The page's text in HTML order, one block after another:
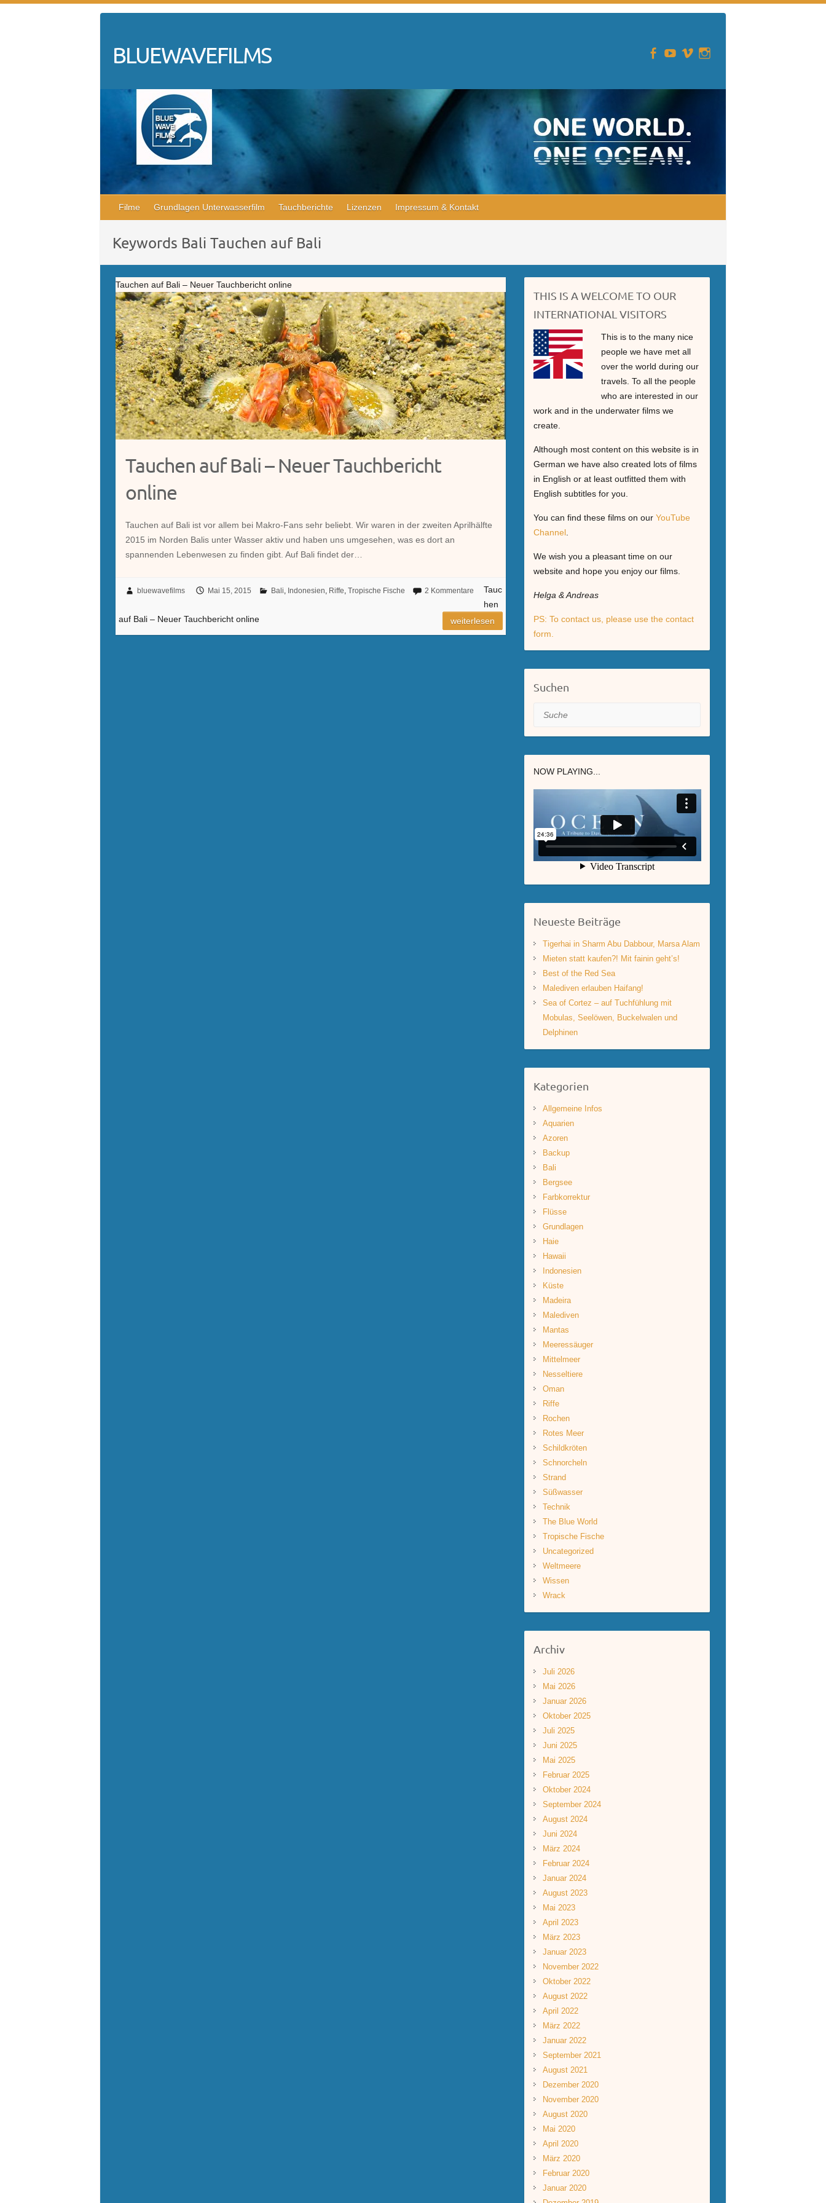
BLUEWAVEFILMS
Filme Grundlagen Unterwasserfilm Tauchberichte Lizenzen Impressum & Kontakt
Keywords Bali Tauchen auf Bali
Tauchen auf Bali – Neuer Tauchbericht online
Tauchen auf Bali – Neuer Tauchbericht
online
Tauchen auf Bali ist vor allem bei Makro-Fans sehr beliebt. Wir waren in der zweiten Aprilhälfte
2015 im Norden Balis unter Wasser aktiv und haben uns umgesehen, was es dort an
spannenden Lebenwesen zu finden gibt. Auf Bali findet der…
bluewavefilms Mai 15, 2015 Bali, Indonesien, Riffe, Tropische Fische 2 Kommentare
Tauc
hen
auf Bali – Neuer Tauchbericht online
weiterlesen
THIS IS A WELCOME TO OUR
INTERNATIONAL VISITORS
This is to the many nice
people we have met all
over the world during our
travels. To all the people
who are interested in our
work and in the underwater films we
create.
Although most content on this website is in
German we have also created lots of films
in English or at least outfitted them with
English subtitles for you.
You can find these films on our YouTube
Channel.
We wish you a pleasant time on our
website and hope you enjoy our films.
Helga & Andreas
PS: To contact us, please use the contact
form.
Suchen
Suche
NOW PLAYING...
Neueste Beiträge
Tigerhai in Sharm Abu Dabbour, Marsa Alam
Mieten statt kaufen?! Mit fainin geht’s!
Best of the Red Sea
Malediven erlauben Haifang!
Sea of Cortez – auf Tuchfühlung mit
Mobulas, Seelöwen, Buckelwalen und
Delphinen
Kategorien
Allgemeine Infos
Aquarien
Azoren
Backup
Bali
Bergsee
Farbkorrektur
Flüsse
Grundlagen
Haie
Hawaii
Indonesien
Küste
Madeira
Malediven
Mantas
Meeressäuger
Mittelmeer
Nesseltiere
Oman
Riffe
Rochen
Rotes Meer
Schildkröten
Schnorcheln
Strand
Süßwasser
Technik
The Blue World
Tropische Fische
Uncategorized
Weltmeere
Wissen
Wrack
Archiv
Juli 2026
Mai 2026
Januar 2026
Oktober 2025
Juli 2025
Juni 2025
Mai 2025
Februar 2025
Oktober 2024
September 2024
August 2024
Juni 2024
März 2024
Februar 2024
Januar 2024
August 2023
Mai 2023
April 2023
März 2023
Januar 2023
November 2022
Oktober 2022
August 2022
April 2022
März 2022
Januar 2022
September 2021
August 2021
Dezember 2020
November 2020
August 2020
Mai 2020
April 2020
März 2020
Februar 2020
Januar 2020